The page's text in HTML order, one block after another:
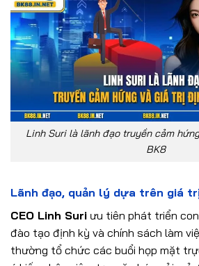
Linh Suri là lãnh đạo truyền cảm
BK8
Lãnh đạo, quản lý dựa trên giá
CEO Linh Suri ưu tiên phát triển
đào tạo định kỳ và chính sách làm
thường tổ chức các buổi họp mặt